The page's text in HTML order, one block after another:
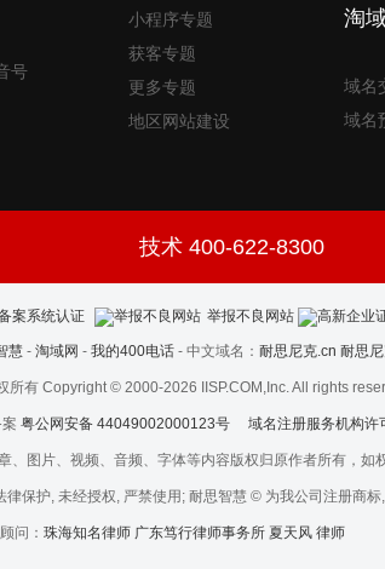
号
小程序专题
获客专题
更多专题
地区网站建设
淘
域名
域名
技术 400-622-8300
举报不良网站
慧 - 淘域网 - 我的400电话 - 中文域名： 耐思尼克.cn 耐思
所有 Copyright © 2000-2026 IISP.COM,Inc. All rights
粤公网安备 44049002000123号 域名注册服务机构
图片、视频、音频、字体等内容版权归原作者所有，
保护, 未经授权, 严禁使用; 耐思智慧 © 为我公司注册商标
问： 珠海知名律师 广东笃行律师事务所 夏天风 律师